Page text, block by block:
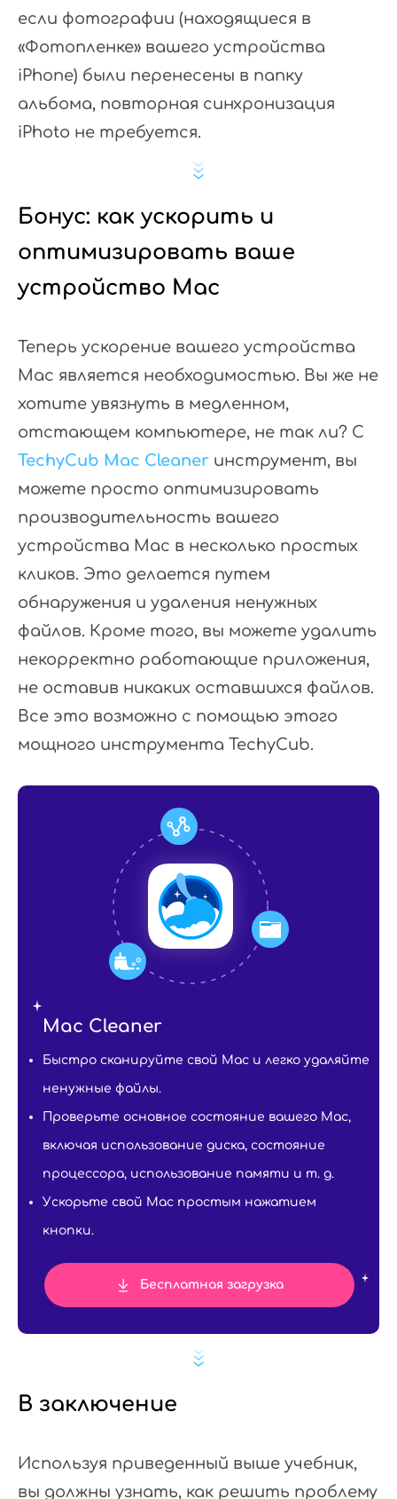
если фотографии (находящиеся в
«Фотопленке» вашего устройства
iPhone) были перенесены в папку
альбома, повторная синхронизация
iPhoto не требуется.
Бонус: как ускорить и
оптимизировать ваше
устройство Mac
Теперь ускорение вашего устройства
Mac является необходимостью. Вы же не
хотите увязнуть в медленном,
отстающем компьютере, не так ли? С
TechyCub Mac Cleaner инструмент, вы
можете просто оптимизировать
производительность вашего
устройства Mac в несколько простых
кликов. Это делается путем
обнаружения и удаления ненужных
файлов. Кроме того, вы можете удалить
некорректно работающие приложения,
не оставив никаких оставшихся файлов.
Все это возможно с помощью этого
мощного инструмента TechyCub.
Mac Cleaner
Быстро сканируйте свой Mac и легко удаляйте
ненужные файлы.
Проверьте основное состояние вашего Mac,
включая использование диска, состояние
процессора, использование памяти и т. д.
Ускорьте свой Mac простым нажатием
кнопки.
Бесплатная загрузка
В заключение
Используя приведенный выше учебник,
вы должны узнать, как решить проблему